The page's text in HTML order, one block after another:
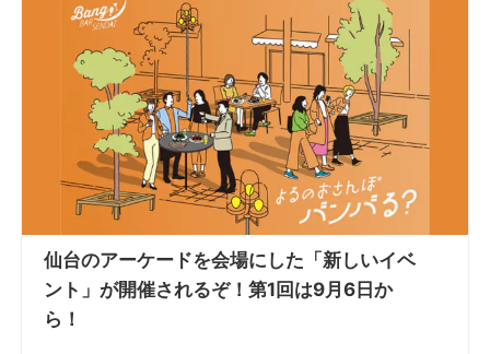
仙台のアーケードを会場にした「新しいイベ
ント」が開催されるぞ！第1回は9月6日か
ら！